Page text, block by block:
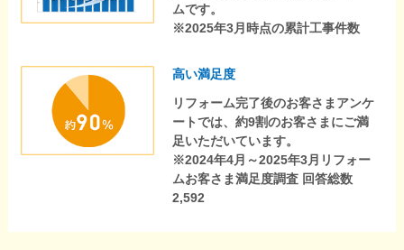
ムです。
※2025年3月時点の累計工事件数
高い満足度
リフォーム完了後のお客さまアンケ
ートでは、約9割のお客さまにご満
足いただいています。
※2024年4月～2025年3月リフォー
ムお客さま満足度調査 回答総数
2,592